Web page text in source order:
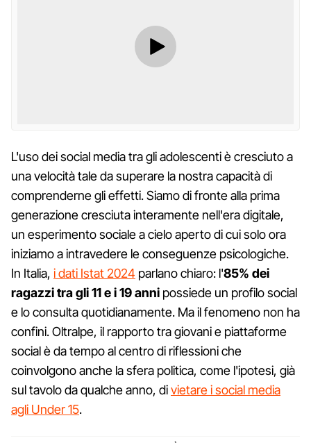
L'uso dei social media tra gli adolescenti è cresciuto a
una velocità tale da superare la nostra capacità di
comprenderne gli effetti. Siamo di fronte alla prima
generazione cresciuta interamente nell'era digitale,
un esperimento sociale a cielo aperto di cui solo ora
iniziamo a intravedere le conseguenze psicologiche.
In Italia, i dati Istat 2024 parlano chiaro: l'85% dei
ragazzi tra gli 11 e i 19 anni possiede un profilo social
e lo consulta quotidianamente. Ma il fenomeno non ha
confini. Oltralpe, il rapporto tra giovani e piattaforme
social è da tempo al centro di riflessioni che
coinvolgono anche la sfera politica, come l'ipotesi, già
sul tavolo da qualche anno, divietare i social media
agli Under 15.